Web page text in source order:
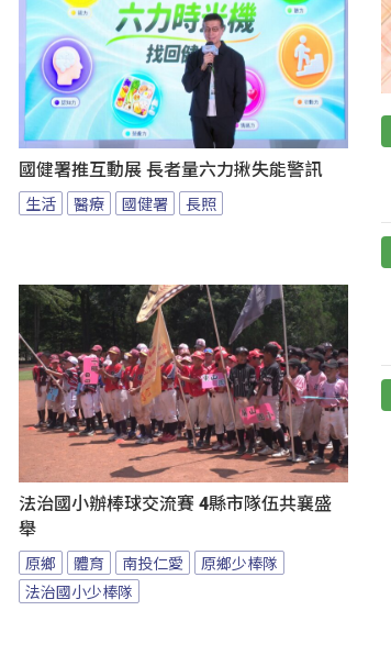
國健署推互動展 長者量六力揪失能警訊
生活 醫療 國健署 長照
法治國小辦棒球交流賽 4縣市隊伍共襄盛
舉
原鄉 體育 南投仁愛
原鄉少棒隊
法治國小少棒隊